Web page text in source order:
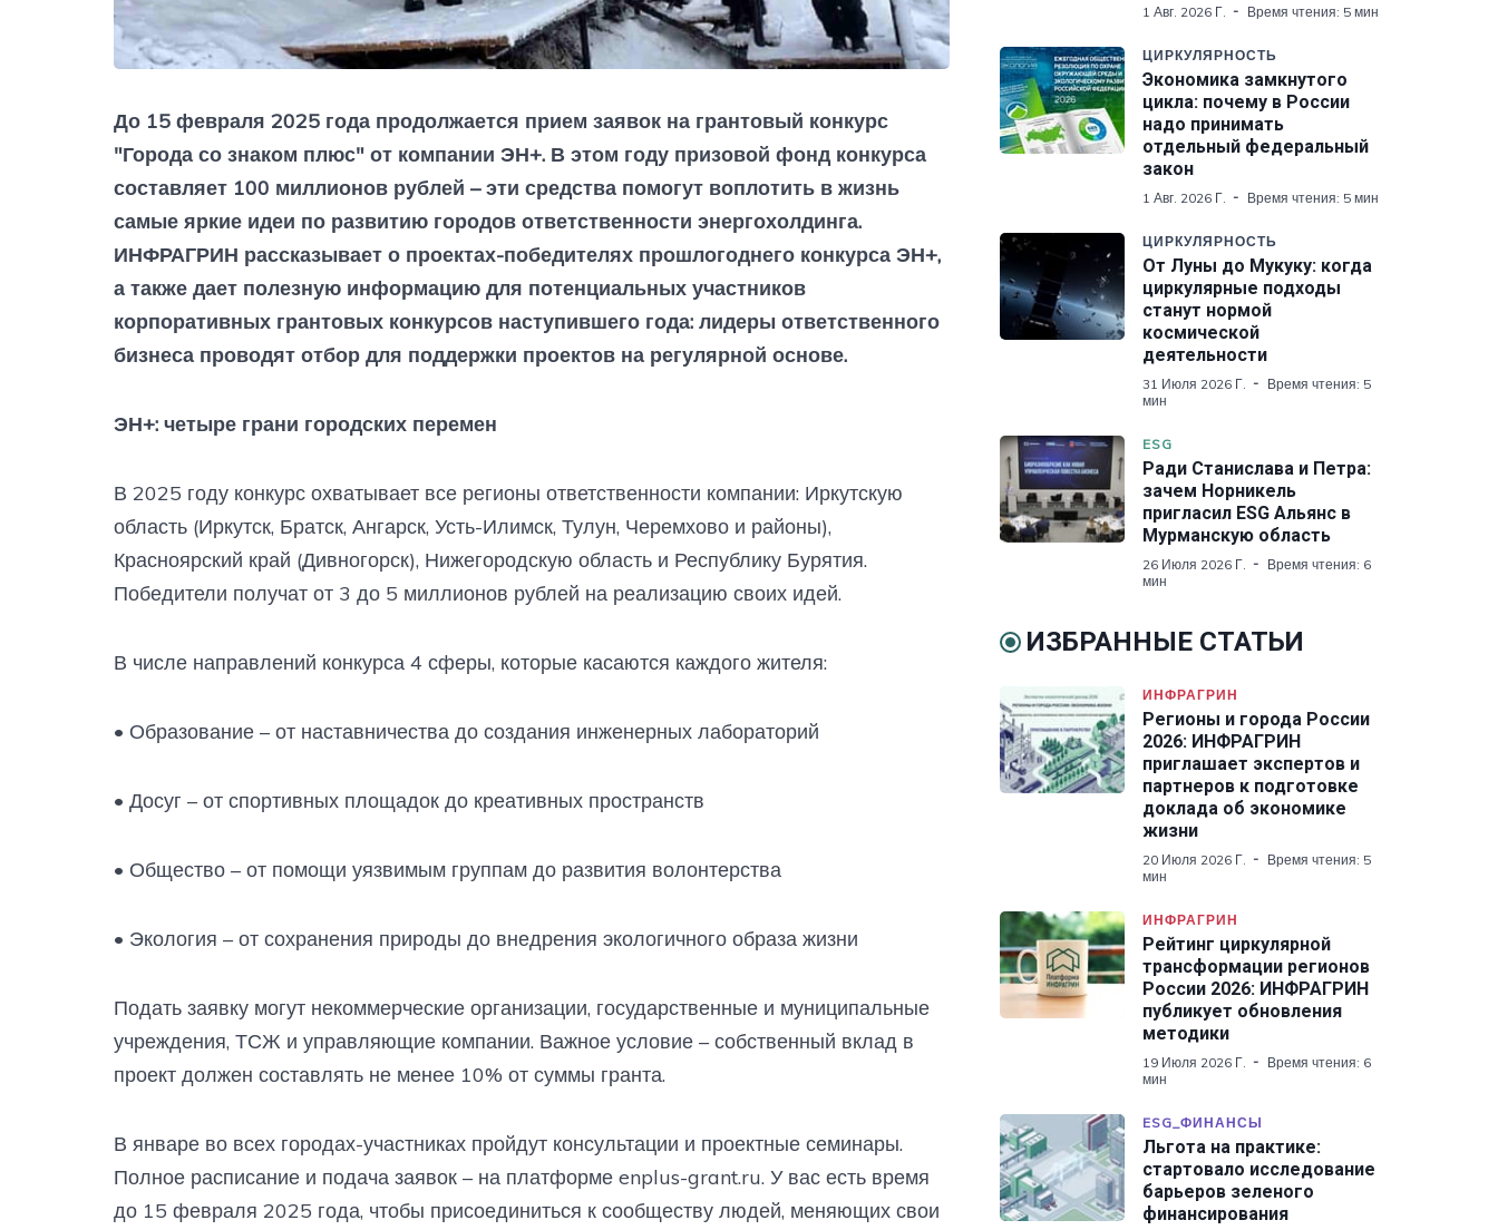
До 15 февраля 2025 года продолжается прием заявок на грантовый конкурс
"Города со знаком плюс" от компании ЭН+. В этом году призовой фонд конкурса
составляет 100 миллионов рублей – эти средства помогут воплотить в жизнь
самые яркие идеи по развитию городов ответственности энергохолдинга.
ИНФРАГРИН рассказывает о проектах-победителях прошлогоднего конкурса ЭН+,
а также дает полезную информацию для потенциальных участников
корпоративных грантовых конкурсов наступившего года: лидеры ответственного
бизнеса проводят отбор для поддержки проектов на регулярной основе.
ЭН+: четыре грани городских перемен
В 2025 году конкурс охватывает все регионы ответственности компании: Иркутскую
область (Иркутск, Братск, Ангарск, Усть-Илимск, Тулун, Черемхово и районы),
Красноярский край (Дивногорск), Нижегородскую область и Республику Бурятия.
Победители получат от 3 до 5 миллионов рублей на реализацию своих идей.
В числе направлений конкурса 4 сферы, которые касаются каждого жителя:
• Образование – от наставничества до создания инженерных лабораторий
• Досуг – от спортивных площадок до креативных пространств
• Общество – от помощи уязвимым группам до развития волонтерства
• Экология – от сохранения природы до внедрения экологичного образа жизни
Подать заявку могут некоммерческие организации, государственные и муниципальные
учреждения, ТСЖ и управляющие компании. Важное условие – собственный вклад в
проект должен составлять не менее 10% от суммы гранта.
В январе во всех городах-участниках пройдут консультации и проектные семинары.
Полное расписание и подача заявок – на платформе enplus-grant.ru. У вас есть время
до 15 февраля 2025 года, чтобы присоединиться к сообществу людей, меняющих свои
1 Авг. 2026 Г. Время чтения: 5 мин
ЦИРКУЛЯРНОСТЬ
Экономика замкнутого
цикла: почему в России
надо принимать
отдельный федеральный
закон
1 Авг. 2026 Г. Время чтения: 5 мин
ЦИРКУЛЯРНОСТЬ
От Луны до Мукуку: когда
циркулярные подходы
станут нормой
космической
деятельности
31 Июля 2026 Г.
Время чтения: 5
мин
ESG
Ради Станислава и Петра:
зачем Норникель
пригласил ESG Альянс в
Мурманскую область
26 Июля 2026 Г.
Время чтения: 6
мин
ИЗБРАННЫЕ СТАТЬИ
ИНФРАГРИН
Регионы и города России
2026: ИНФРАГРИН
приглашает экспертов и
партнеров к подготовке
доклада об экономике
жизни
20 Июля 2026 Г.
Время чтения: 5
мин
ИНФРАГРИН
Рейтинг циркулярной
трансформации регионов
России 2026: ИНФРАГРИН
публикует обновления
методики
19 Июля 2026 Г.
Время чтения: 6
мин
ESG_ФИНАНСЫ
Льгота на практике:
стартовало исследование
барьеров зеленого
финансирования